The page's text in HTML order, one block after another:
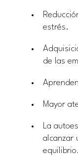
estrés.
de las
Mayor
La
alcanzar
equilibrio.